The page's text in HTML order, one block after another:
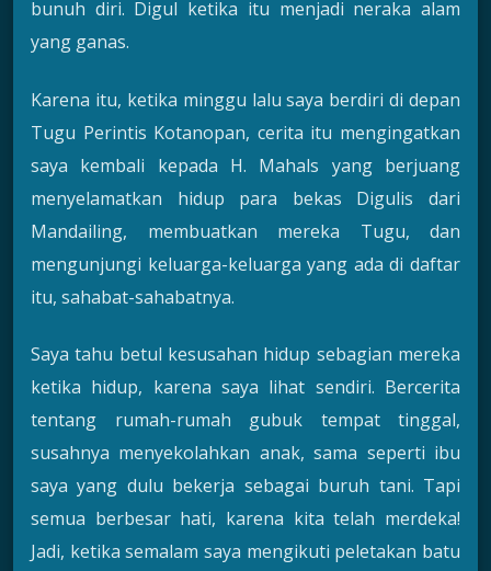
bunuh diri. Digul ketika itu menjadi neraka alam
yang ganas.
Karena itu, ketika minggu lalu saya berdiri di depan
Tugu Perintis Kotanopan, cerita itu mengingatkan
saya kembali kepada H. Mahals yang berjuang
menyelamatkan hidup para bekas Digulis dari
Mandailing, membuatkan mereka Tugu, dan
mengunjungi keluarga-keluarga yang ada di daftar
itu, sahabat-sahabatnya.
Saya tahu betul kesusahan hidup sebagian mereka
ketika hidup, karena saya lihat sendiri. Bercerita
tentang rumah-rumah gubuk tempat tinggal,
susahnya menyekolahkan anak, sama seperti ibu
saya yang dulu bekerja sebagai buruh tani. Tapi
semua berbesar hati, karena kita telah merdeka!
Jadi, ketika semalam saya mengikuti peletakan batu